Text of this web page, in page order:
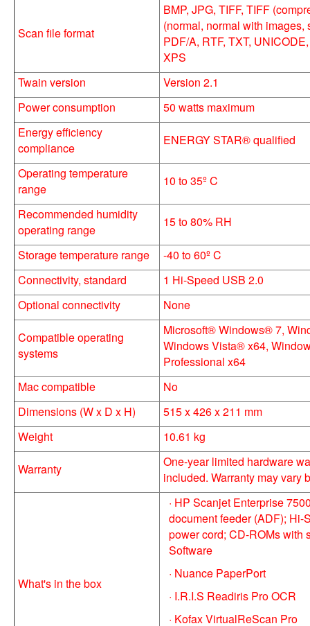
Scan file format
BMP, JPG, TIFF, TIFF
(normal, normal with
PDF/A, RTF, TXT,
XPS
Twain version
Version 2.1
Power consumption
50 watts maximum
Energy efficiency
compliance
ENERGY STAR® qualified
Operating temperature
range
10 to 35º C
Recommended humidity
operating range
15 to 80% RH
Storage temperature range
-40 to 60º C
Connectivity, standard
1 Hi-Speed USB 2.0
Optional connectivity
None
Compatible operating
systems
Microsoft® Windows® 7,
Windows Vista® x64,
Professional x64
Mac compatible
No
Dimensions (W x D x H)
515 x 426 x 211 mm
Weight
10.61 kg
Warranty
One-year limited hardware
included. Warranty may vary
What's in the box
· HP Scanjet Enterprise
document feeder (ADF);
power cord; CD-ROMs with
Software
· Nuance PaperPort
· I.R.I.S Readiris Pro OCR
· Kofax VirtualReScan Pro